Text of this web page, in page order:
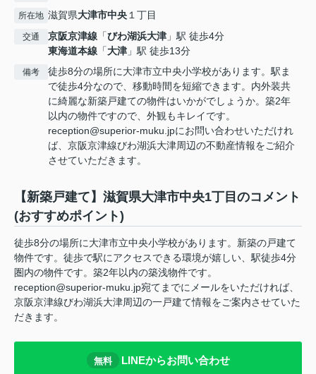
所在地 滋賀県大津市中央 １丁目
交通 京阪京津線 「びわ湖浜大津 」駅 徒歩4分
東海道本線 「大津 」駅 徒歩13分
備考
徒歩8分の場所に大津市立中央小学校があります。駅ま
で徒歩4分なので、移動時間を短縮できます。内外装共
に綺麗な新築戸建ての物件はいかがでしょうか。築2年
以内の物件ですので、外観もキレイです。
reception@superior-muku.jpにお問い合わせいただけれ
ば、京阪京津線びわ湖浜大津周辺の不動産情報をご紹介
させていただきます。
【新築戸建て】滋賀県大津市中央1丁目のコメント
(おすすめポイント)
徒歩8分の場所に大津市立中央小学校があります。新築の戸建て
物件です。徒歩で駅にアクセスできる環境が嬉しい、駅徒歩4分
圏内の物件です。築2年以内の築浅物件です。
reception@superior-muku.jp宛てまでにメールをいただければ、
京阪京津線びわ湖浜大津周辺の一戸建て情報をご案内させていた
だきます。
無料 LINEからお問い合わせ